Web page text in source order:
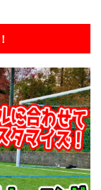
ュニアユース
浦和レッズ
ース
海外
海外遠征
守護神
球運動